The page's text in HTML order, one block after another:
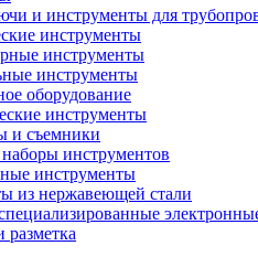
и инструменты для
инструменты
инструменты
инструменты
оборудование
инструменты
и съемники
инструментов
инструменты
из нержавеющей стали
разметка